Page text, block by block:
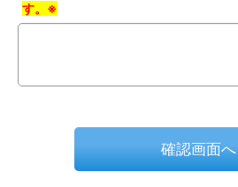
す。※
確認画面へ